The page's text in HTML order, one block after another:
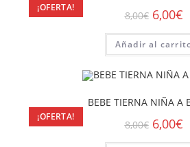
¡OFERTA!
8,00€ 6,00€
Añadir al
¡OFERTA!
BEBE TIERNA NIÑA A
8,00€ 6,00€